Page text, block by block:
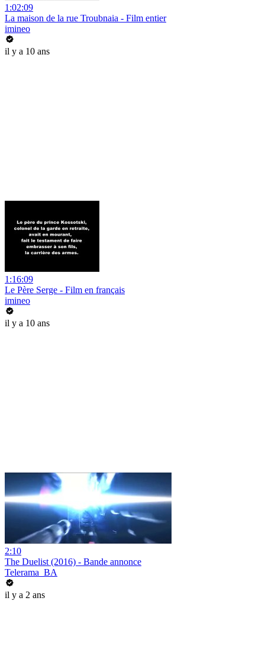
1:02:09
La maison de la rue Troubnaia - Film entier
imineo
il y a 10 ans
1:16:09
Le Père Serge - Film en français
imineo
il y a 10 ans
2:10
The Duelist (2016) - Bande annonce
Telerama_BA
il y a 2 ans